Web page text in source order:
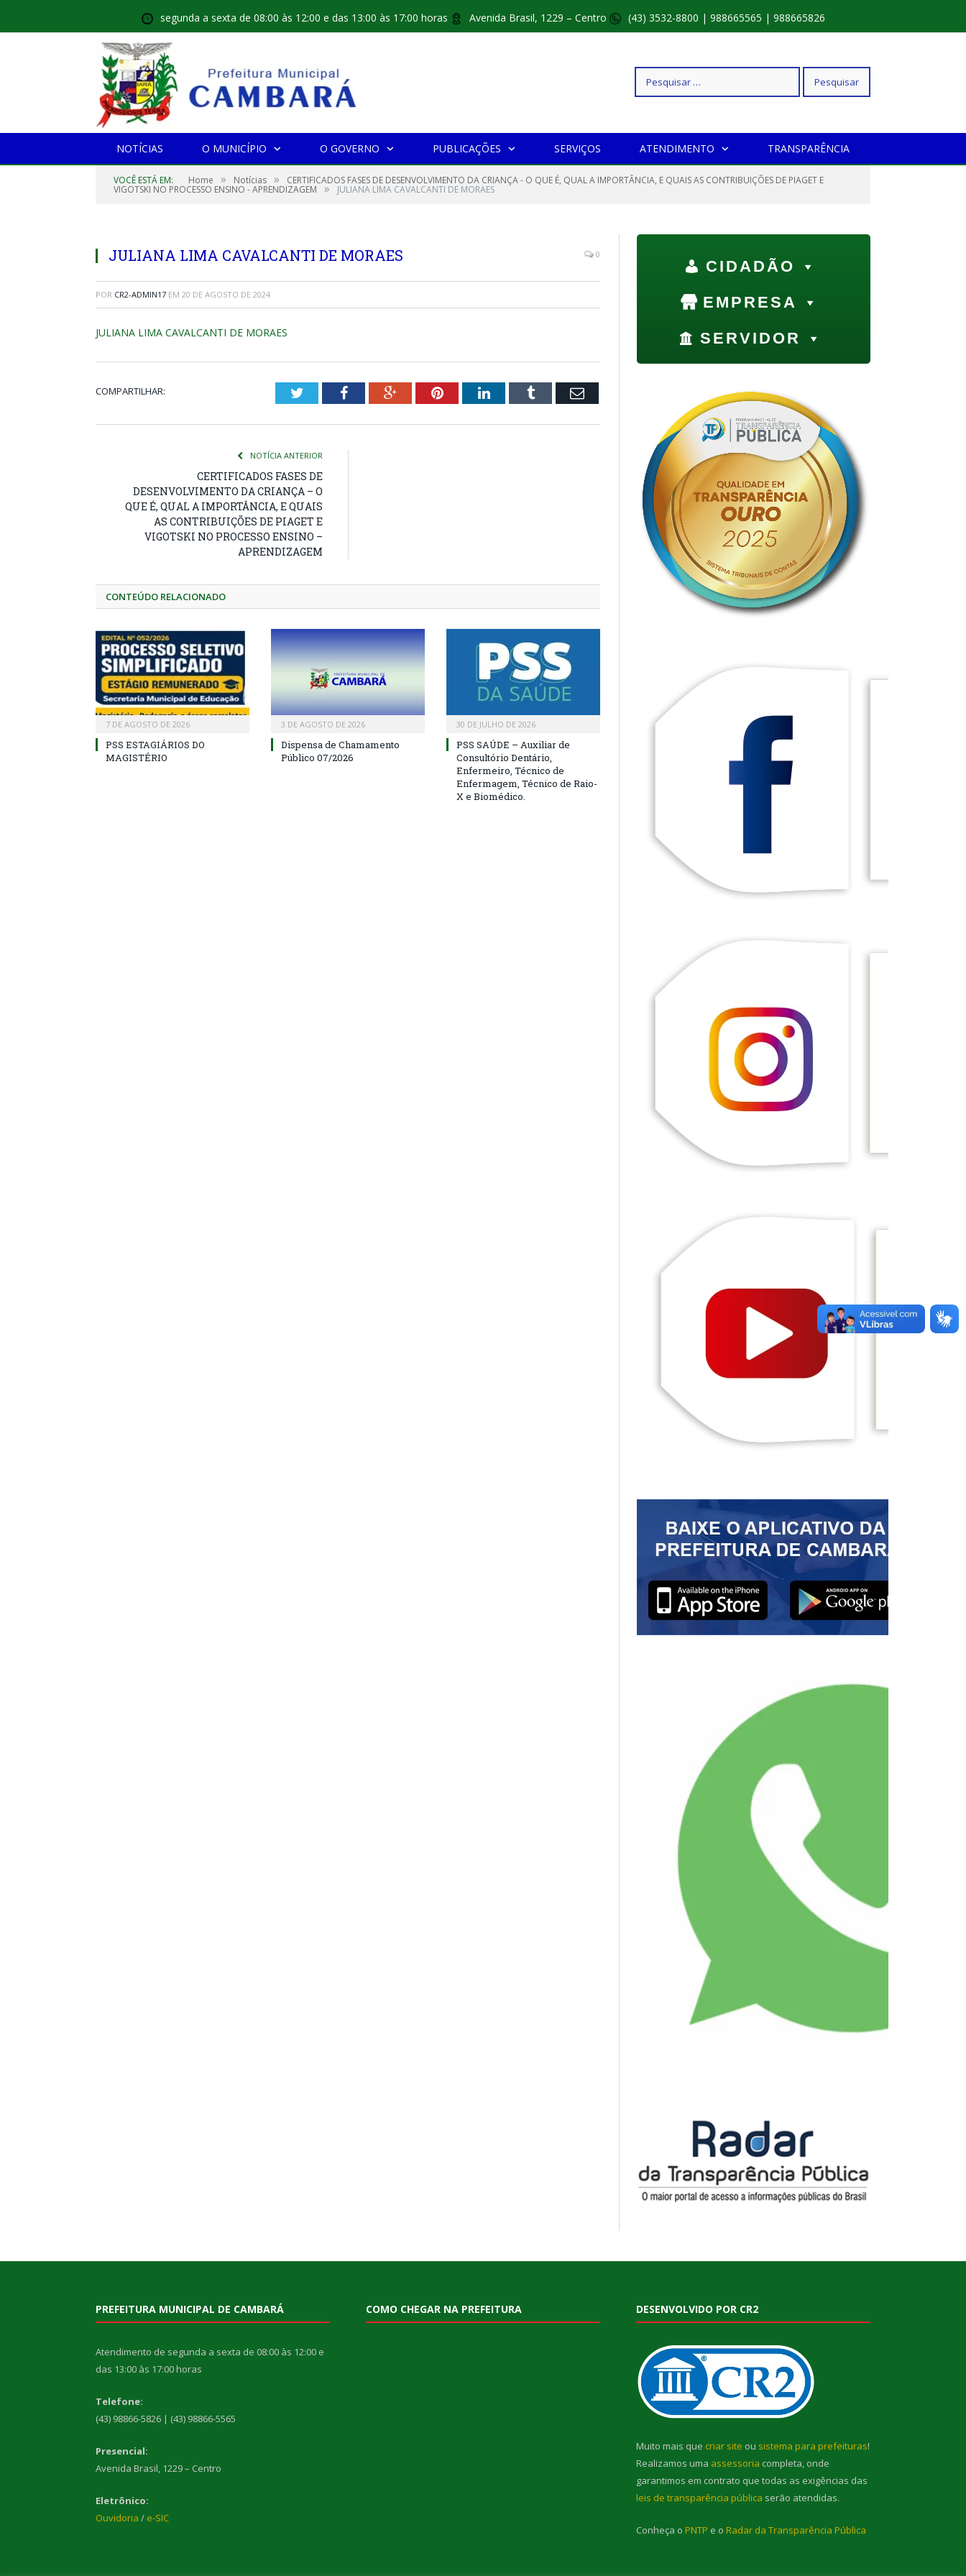
segunda a sexta de 08:00 às 12:00 e das 13:00 às 17:00 horas Avenida Brasil, 1229 – Centro (43) 3532-8800 | 988665565 | 988665826
Pesquisar
por:
NOTÍCIAS O MUNICÍPIO O GOVERNO PUBLICAÇÕES SERVIÇOS ATENDIMENTO TRANSPARÊNCIA
VOCÊ ESTÁ EM: Home » Notícias » CERTIFICADOS FASES DE DESENVOLVIMENTO DA CRIANÇA - O QUE É, QUAL A IMPORTÂNCIA, E QUAIS AS CONTRIBUIÇÕES DE PIAGET E
VIGOTSKI NO PROCESSO ENSINO - APRENDIZAGEM » JULIANA LIMA CAVALCANTI DE MORAES
JULIANA LIMA CAVALCANTI DE MORAES 0
POR CR2-ADMIN17 EM 20 DE AGOSTO DE 2024
JULIANA LIMA CAVALCANTI DE MORAES
COMPARTILHAR: TwitterFacebookGoogle+PinterestLinkedInTumblr Email
NOTÍCIA ANTERIOR
CERTIFICADOS FASES DE
DESENVOLVIMENTO DA CRIANÇA – O
QUE É, QUAL A IMPORTÂNCIA, E QUAIS
AS CONTRIBUIÇÕES DE PIAGET E
VIGOTSKI NO PROCESSO ENSINO –
APRENDIZAGEM
CONTEÚDO RELACIONADO
7 DE AGOSTO DE 2026
PSS ESTAGIÁRIOS DO
MAGISTÉRIO
3 DE AGOSTO DE 2026
Dispensa de Chamamento
Público 07/2026
30 DE JULHO DE 2026
PSS SAÚDE – Auxiliar de
Consultório Dentário,
Enfermeiro, Técnico de
Enfermagem, Técnico de Raio-
X e Biomédico.
CIDADÃO
EMPRESA
SERVIDOR
PREFEITURA MUNICIPAL DE CAMBARÁ
Atendimento de segunda a sexta de 08:00 às 12:00 e
das 13:00 às 17:00 horas
Telefone:
(43) 98866-5826 | (43) 98866-5565
Presencial:
Avenida Brasil, 1229 – Centro
Eletrônico:
Ouvidoria / e-SIC
COMO CHEGAR NA PREFEITURA DESENVOLVIDO POR CR2
Muito mais que criar site ou sistema para prefeituras!
Realizamos uma assessoria completa, onde
garantimos em contrato que todas as exigências das
leis de transparência pública serão atendidas.
Conheça o PNTP e o Radar da Transparência Pública